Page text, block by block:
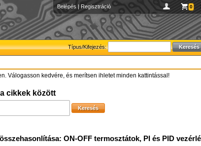
Belépés | Regisztráció 0
Típus/Kifejezés:
Válogasson kedvére, és merítsen ihletet minden kattintással!
cikkek között
ON-OFF termosztátok, PI és PID